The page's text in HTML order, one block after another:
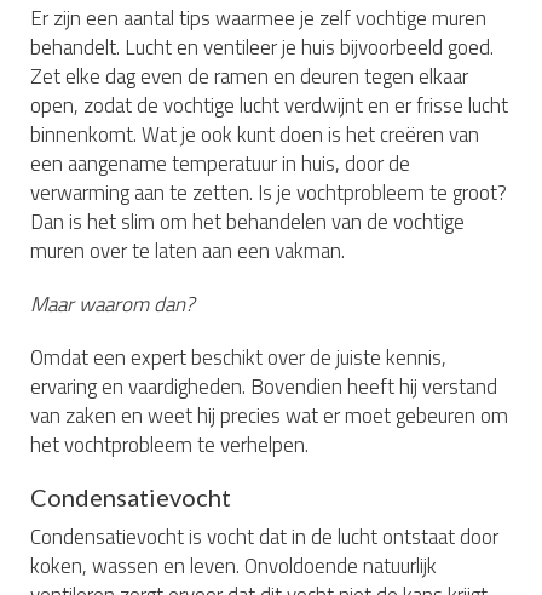
Er zijn een aantal tips waarmee je zelf vochtige muren
behandelt. Lucht en ventileer je huis bijvoorbeeld goed.
Zet elke dag even de ramen en deuren tegen elkaar
open, zodat de vochtige lucht verdwijnt en er frisse lucht
binnenkomt. Wat je ook kunt doen is het creëren van
een aangename temperatuur in huis, door de
verwarming aan te zetten. Is je vochtprobleem te groot?
Dan is het slim om het behandelen van de vochtige
muren over te laten aan een vakman.
Maar waarom dan?
Omdat een expert beschikt over de juiste kennis,
ervaring en vaardigheden. Bovendien heeft hij verstand
van zaken en weet hij precies wat er moet gebeuren om
het vochtprobleem te verhelpen.
Condensatievocht
Condensatievocht is vocht dat in de lucht ontstaat door
koken, wassen en leven. Onvoldoende natuurlijk